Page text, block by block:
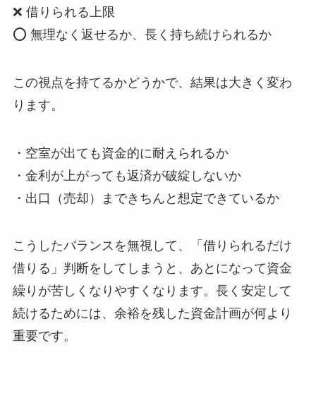
❌ 借りられる上限
⭕ 無理なく返せるか、長く持ち続けられるか
この視点を持てるかどうかで、結果は大きく変わ
ります。
・空室が出ても資金的に耐えられるか
・金利が上がっても返済が破綻しないか
・出口（売却）まできちんと想定できているか
こうしたバランスを無視して、「借りられるだけ
借りる」判断をしてしまうと、あとになって資金
繰りが苦しくなりやすくなります。長く安定して
続けるためには、余裕を残した資金計画が何より
重要です。